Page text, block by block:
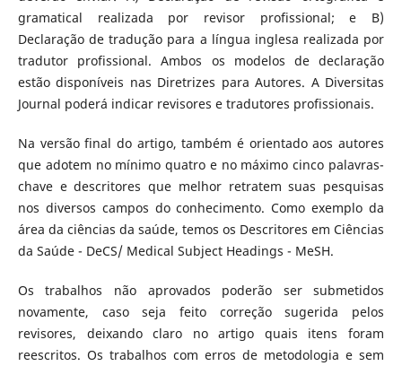
gramatical realizada por revisor profissional; e B)
Declaração de tradução para a língua inglesa realizada por
tradutor profissional. Ambos os modelos de declaração
estão disponíveis nas Diretrizes para Autores. A Diversitas
Journal poderá indicar revisores e tradutores profissionais.
Na versão final do artigo, também é orientado aos autores
que adotem no mínimo quatro e no máximo cinco palavras-
chave e descritores que melhor retratem suas pesquisas
nos diversos campos do conhecimento. Como exemplo da
área da ciências da saúde, temos os Descritores em Ciências
da Saúde - DeCS/ Medical Subject Headings - MeSH.
Os trabalhos não aprovados poderão ser submetidos
novamente, caso seja feito correção sugerida pelos
revisores, deixando claro no artigo quais itens foram
reescritos. Os trabalhos com erros de metodologia e sem